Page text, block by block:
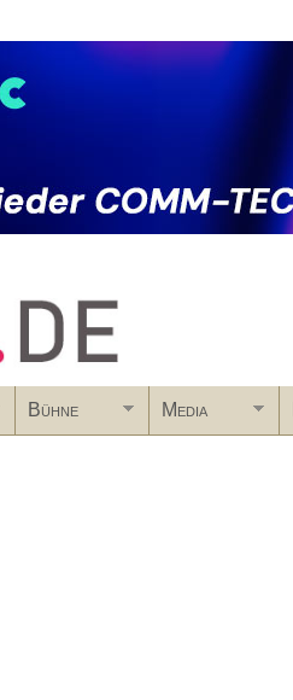
Bühne Media